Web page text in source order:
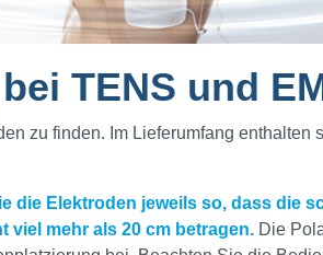
TENS und
zu finden. Im Lieferumfang
die Elektroden jeweils so, dass die
viel mehr als 20 cm betragen. Die